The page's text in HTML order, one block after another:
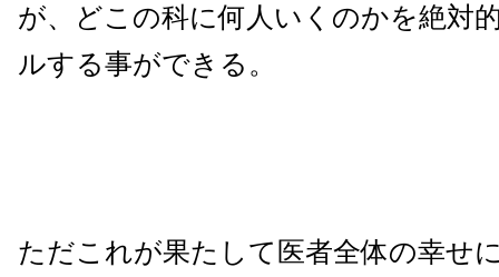
が、どこの科に何人いくのかを絶対
ルする事ができる。
ただこれが果たして医者全体の幸せ